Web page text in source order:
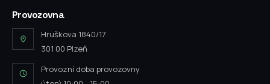
Provozovna
Hruškova 1840/17
301 00 Plzeň
Provozní doba provozovny